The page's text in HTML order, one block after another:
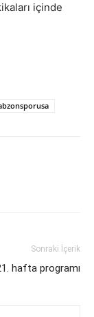
içinde
Sonraki İçerik
hafta programı